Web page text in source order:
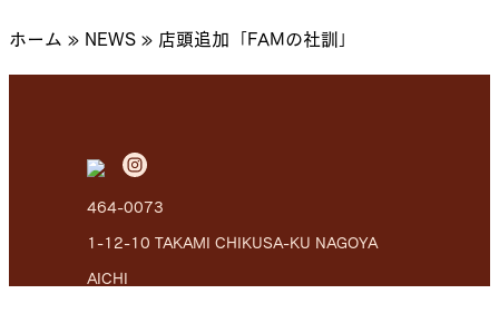
ホーム » NEWS » 店頭追加「FAMの社訓」
464-0073
1-12-10 TAKAMI CHIKUSA-KU NAGOYA
AICHI